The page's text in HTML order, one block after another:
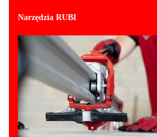
Narzędzia RUBI